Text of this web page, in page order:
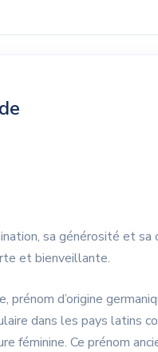
sa générosité et sa
et bienveillante.
d’origine
dans les pays latins
féminine. Ce prénom